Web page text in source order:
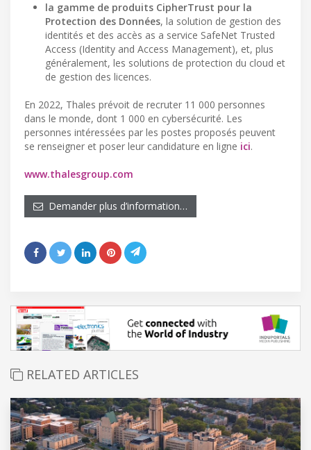
la gamme de produits CipherTrust pour la
Protection des Données, la solution de gestion des
identités et des accès as a service SafeNet Trusted
Access (Identity and Access Management), et, plus
généralement, les solutions de protection du cloud et
de gestion des licences.
En 2022, Thales prévoit de recruter 11 000 personnes
dans le monde, dont 1 000 en cybersécurité. Les
personnes intéressées par les postes proposés peuvent
se renseigner et poser leur candidature en ligne ici.
www.thalesgroup.com
Demander plus d’information…
RELATED ARTICLES